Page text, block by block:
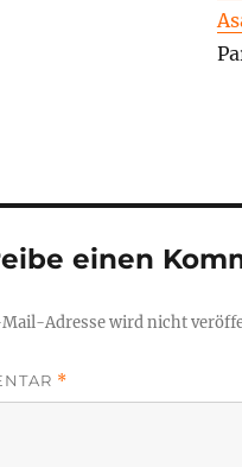
einen
Mail-Adresse wird nicht
*